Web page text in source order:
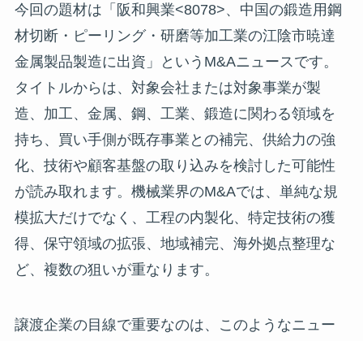
今回の題材は「阪和興業<8078>、中国の鍛造用鋼
材切断・ピーリング・研磨等加工業の江陰市暁達
金属製品製造に出資」というM&Aニュースです。
タイトルからは、対象会社または対象事業が製
造、加工、金属、鋼、工業、鍛造に関わる領域を
持ち、買い手側が既存事業との補完、供給力の強
化、技術や顧客基盤の取り込みを検討した可能性
が読み取れます。機械業界のM&Aでは、単純な規
模拡大だけでなく、工程の内製化、特定技術の獲
得、保守領域の拡張、地域補完、海外拠点整理な
ど、複数の狙いが重なります。
譲渡企業の目線で重要なのは、このようなニュー